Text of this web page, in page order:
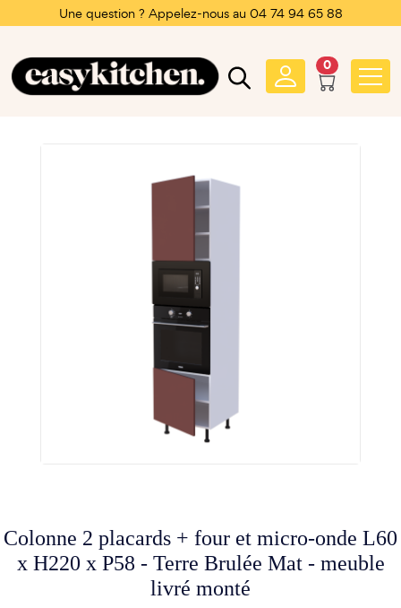
Une question ? Appelez-nous au 04 74 94 65 88
0
Colonne 2 placards + four et micro-onde L60
x H220 x P58 - Terre Brulée Mat - meuble
livré monté